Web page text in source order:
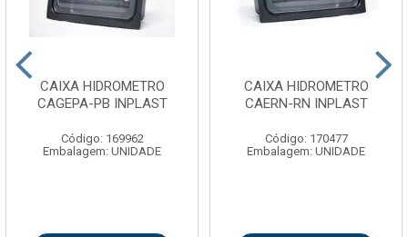
CAIXA HIDROMETRO
CAGEPA-PB INPLAST
Código: 169962
Embalagem: UNIDADE
CAIXA HIDROMETRO
CAERN-RN INPLAST
Código: 170477
Embalagem: UNIDADE